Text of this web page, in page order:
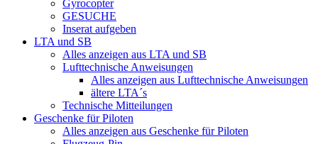
Gyrocopter
GESUCHE
Inserat aufgeben
LTA und SB
Alles anzeigen aus LTA und SB
Lufttechnische Anweisungen
Alles anzeigen aus Lufttechnische Anweisungen
ältere LTA´s
Technische Mitteilungen
Geschenke für Piloten
Alles anzeigen aus Geschenke für Piloten